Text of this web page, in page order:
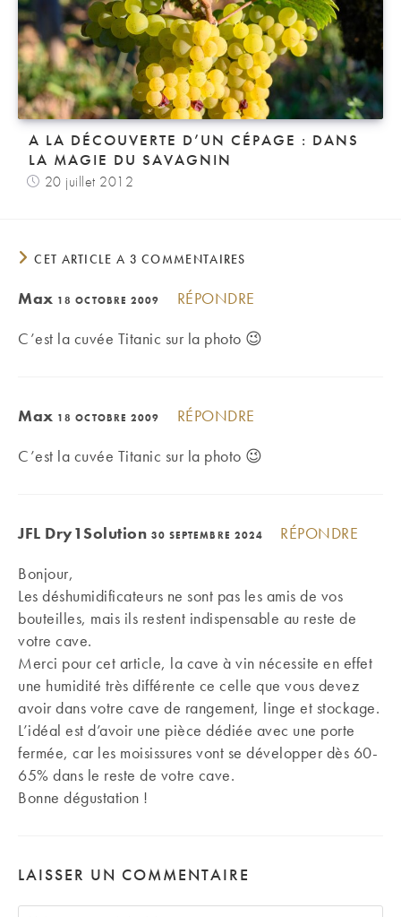
A LA DÉCOUVERTE D’UN CÉPAGE : DANS
LA MAGIE DU SAVAGNIN
20 juillet 2012
CET ARTICLE A 3 COMMENTAIRES
Max 18 OCTOBRE 2009
RÉPONDRE
C’est la cuvée Titanic sur la photo 😉
Max 18 OCTOBRE 2009
RÉPONDRE
C’est la cuvée Titanic sur la photo 😉
JFL Dry1Solution 30 SEPTEMBRE 2024
RÉPONDRE
Bonjour,
Les déshumidificateurs ne sont pas les amis de vos
bouteilles, mais ils restent indispensable au reste de
votre cave.
Merci pour cet article, la cave à vin nécessite en effet
une humidité très différente ce celle que vous devez
avoir dans votre cave de rangement, linge et stockage.
L’idéal est d’avoir une pièce dédiée avec une porte
fermée, car les moisissures vont se développer dès 60-
65% dans le reste de votre cave.
Bonne dégustation !
LAISSER UN COMMENTAIRE